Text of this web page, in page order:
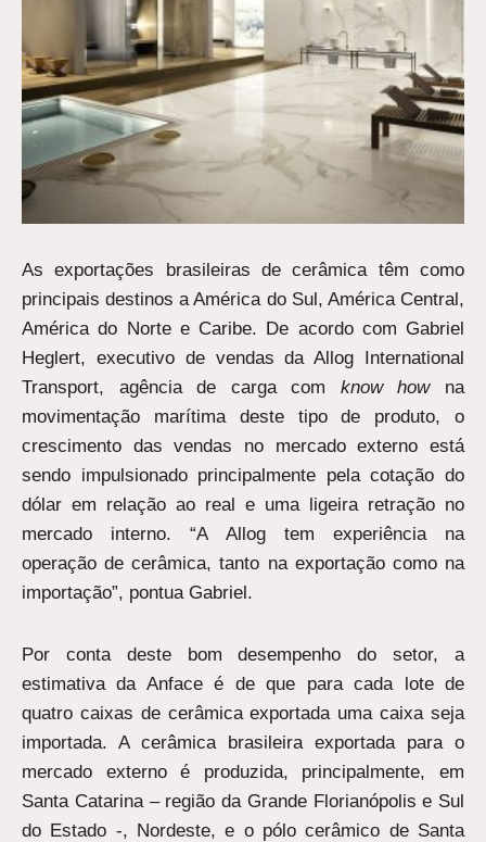
As exportações brasileiras de cerâmica têm como
principais destinos a América do Sul, América Central,
América do Norte e Caribe. De acordo com Gabriel
Heglert, executivo de vendas da Allog International
Transport, agência de carga com know howna
movimentação marítima deste tipo de produto, o
crescimento das vendas no mercado externo está
sendo impulsionado principalmente pela cotação do
dólar em relação ao real e uma ligeira retração no
mercado interno. “A Allog tem experiência na
operação de cerâmica, tanto na exportação como na
importação”, pontua Gabriel.
Por conta deste bom desempenho do setor, a
estimativa da Anface é de que para cada lote de
quatro caixas de cerâmica exportada uma caixa seja
importada. A cerâmica brasileira exportada para o
mercado externo é produzida, principalmente, em
Santa Catarina – região da Grande Florianópolis e Sul
do Estado -, Nordeste, e o pólo cerâmico de Santa